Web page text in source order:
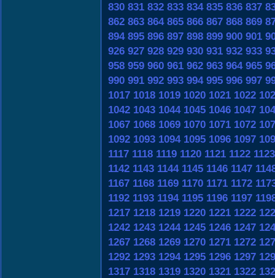
830 831 832 833 834 835 836 837
862 863 864 865 866 867 868 869
894 895 896 897 898 899 900 901
926 927 928 929 930 931 932 933
958 959 960 961 962 963 964 965
990 991 992 993 994 995 996 997
1017 1018 1019 1020 1021 1022
1042 1043 1044 1045 1046 1047
1067 1068 1069 1070 1071 1072
1092 1093 1094 1095 1096 1097
1117 1118 1119 1120 1121 1122 1123
1142 1143 1144 1145 1146 1147
1167 1168 1169 1170 1171 1172
1192 1193 1194 1195 1196 1197
1217 1218 1219 1220 1221 1222
1242 1243 1244 1245 1246 1247
1267 1268 1269 1270 1271 1272
1292 1293 1294 1295 1296 1297
1317 1318 1319 1320 1321 1322